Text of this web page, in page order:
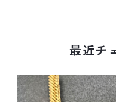
最近チ